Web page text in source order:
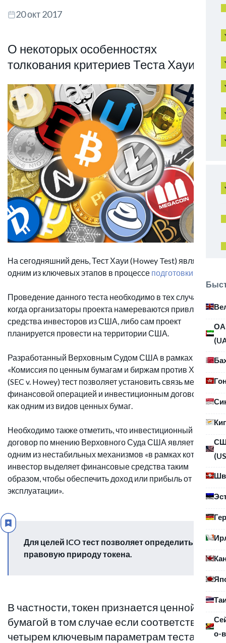
о-
20 окт 2017
О некоторых особенностях
толкования критериев Теста Хауи
На сегодняшний день, Тест Хауи (Howey Test) является
одним из ключевых этапов в процессе подготовки ICO
Проведение данного теста необходимо в тех случаях,
когда организаторы проекта намереваются привлекать
средства инвесторов из США, либо сам проект
планируется провести на территории США.
Разработанный Верховным Судом США в рамках дела
«Комиссия по ценным бумагам и биржам против Хауи»
(SEC v. Howey) тест позволяет установить связь между
финансовой операцией и инвестиционным договором
как одним из видов ценных бумаг.
Необходимо также отметить, что инвестиционный
договор по мнению Верховного Суда США является
одним из нестабильных механизмов «в рамках которых
инвестор выделяет финансовые средства таким
образом, чтобы обеспечить доход или прибыль от их
эксплуатации».
Для целей ICO тест позволяет определить
правовую природу токена.
В частности, токен признается ценной
бумагой в том случае если соответствует
четырем ключевым параметрам теста: